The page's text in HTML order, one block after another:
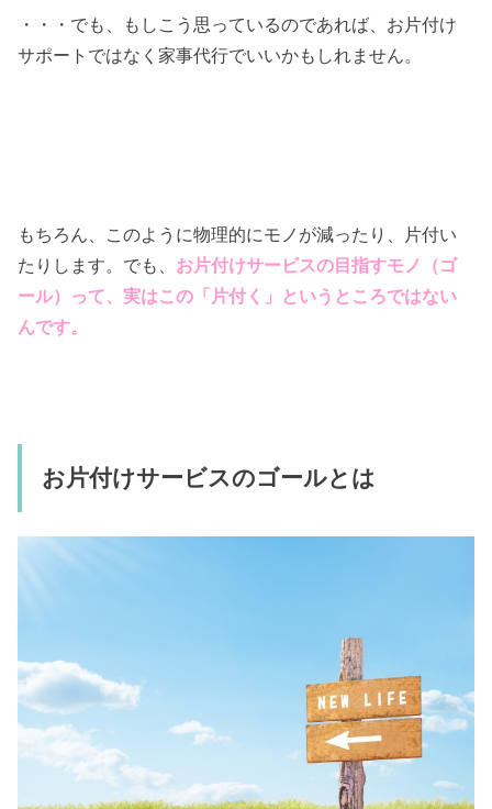
・・・でも、もしこう思っているのであれば、お片付け
サポートではなく家事代行でいいかもしれません。
もちろん、このように物理的にモノが減ったり、片付い
たりします。でも、 お片付けサービスの目指すモノ（ゴ
ール）って、実はこの「片付く」というところではない
んです。
お片付けサービスのゴールとは